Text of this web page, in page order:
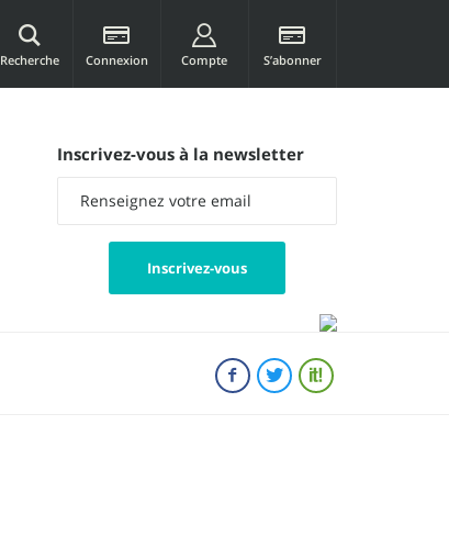
Recherche Connexion Compte S’abonner
Inscrivez-vous à la newsletter